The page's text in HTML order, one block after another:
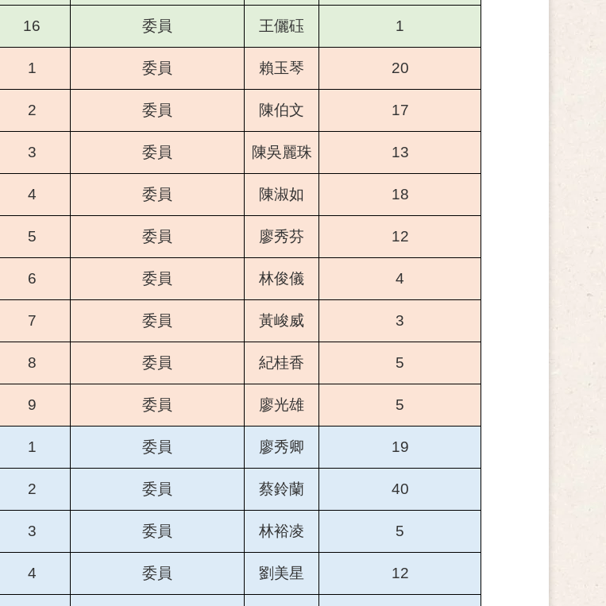
16 委員 王儷砡 1
1 委員 賴玉琴 20
2 委員 陳伯文 17
3 委員 陳吳麗珠 13
4 委員 陳淑如 18
5 委員 廖秀芬 12
6 委員 林俊儀 4
7 委員 黃峻威 3
8 委員 紀桂香 5
9 委員 廖光雄 5
1 委員 廖秀卿 19
2 委員 蔡鈴蘭 40
3 委員 林裕凌 5
4 委員 劉美星 12